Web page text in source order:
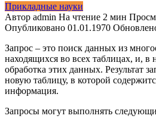
Прикладные науки
Автор admin На чтение 2 мин
Опубликовано 01.01.1970
Запрос – это поиск данных из
находящихся во всех таблицах, и, в
обработка этих данных. Результат
новую таблицу, в которой
информация.
Запросы могут выполнять